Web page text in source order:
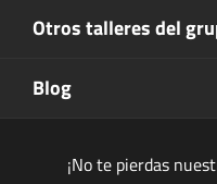
Otros talleres del
Blog
¡No te pierdas